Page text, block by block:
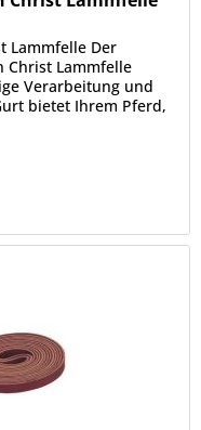
Lammfelle Der
Christ Lammfelle
Verarbeitung und
bietet Ihrem Pferd,